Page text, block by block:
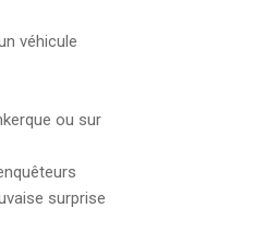
véhicule
ou sur
surprise